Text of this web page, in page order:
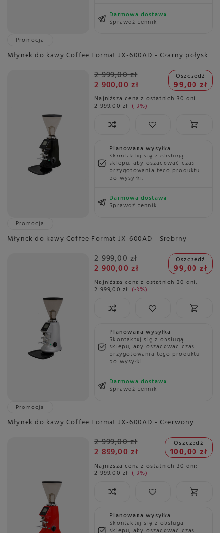
Darmowa dostawa
Sprawdź cennik
Promocja
Młynek do kawy Coffee Format JX-600AD - Czarny połysk
2 999,00 zł
2 900,00 zł
Oszczedź
99,00 zł
Najniższa cena z ostatnich 30 dni:
2 999,00 zł -3%
Planowana wysyłka
Skontaktuj się z obsługą
sklepu, aby oszacować czas
przygotowania tego produktu
do wysyłki.
Darmowa dostawa
Sprawdź cennik
Promocja
Młynek do kawy Coffee Format JX-600AD - Srebrny
2 999,00 zł
2 900,00 zł
Oszczedź
99,00 zł
Najniższa cena z ostatnich 30 dni:
2 999,00 zł -3%
Planowana wysyłka
Skontaktuj się z obsługą
sklepu, aby oszacować czas
przygotowania tego produktu
do wysyłki.
Darmowa dostawa
Sprawdź cennik
Promocja
Młynek do kawy Coffee Format JX-600AD - Czerwony
2 999,00 zł
2 899,00 zł
Oszczedź
100,00 zł
Najniższa cena z ostatnich 30 dni:
2 999,00 zł -3%
Planowana wysyłka
Skontaktuj się z obsługą
sklepu, aby oszacować czas